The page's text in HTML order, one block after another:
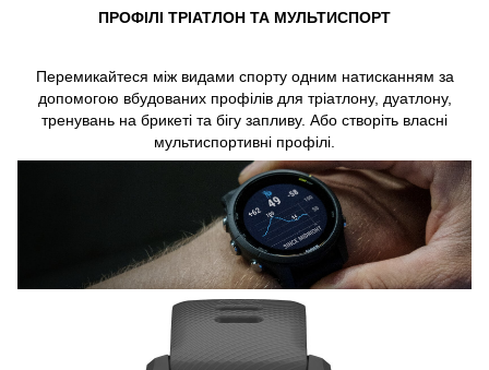
ПРОФІЛІ ТРІАТЛОН ТА МУЛЬТИСПОРТ
Перемикайтеся між видами спорту одним натисканням за
допомогою вбудованих профілів для тріатлону, дуатлону,
тренувань на брикеті та бігу запливу. Або створіть власні
мультиспортивні профілі.